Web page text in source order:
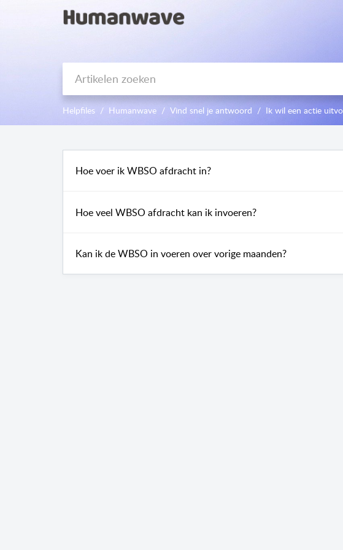
Helpfiles Humanwave Vind snel je antwoord Ik wil een actie
Hoe voer ik WBSO afdracht in?
Hoe veel WBSO afdracht kan ik invoeren?
Kan ik de WBSO in voeren over vorige maanden?